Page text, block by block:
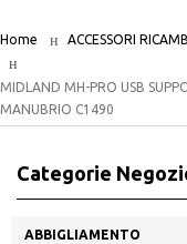
Home ACCESSORI RICAMBI
MIDLAND MH-PRO USB
MANUBRIO C1490
Categorie
ABBIGLIAMENTO